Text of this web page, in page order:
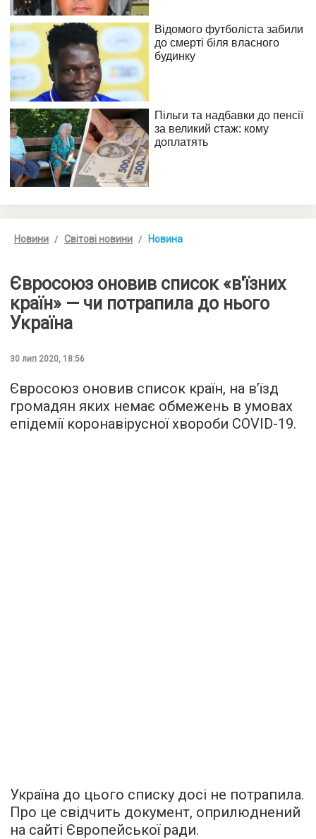
Новини Світові новини Новина
Євросоюз оновив список «в'їзних
країн» — чи потрапила до нього
Україна
30 лип 2020, 18:56
Євросоюз оновив список країн, на в’їзд
громадян яких немає обмежень в умовах
епідемії коронавірусної хвороби COVID-19.
Україна до цього списку досі не потрапила.
Про це свідчить документ, оприлюднений
на сайті Європейської ради.